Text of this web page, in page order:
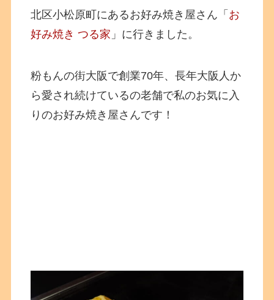
北区小松原町にあるお好み焼き屋さん「 お
好み焼き つる家 」に行きました。
粉もんの街大阪で創業70年、長年大阪人か
ら愛され続けているの老舗で私のお気に入
りのお好み焼き屋さんです！